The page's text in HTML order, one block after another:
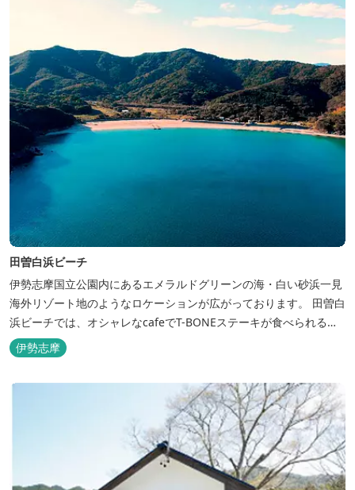
田曽白浜ビーチ
伊勢志摩国立公園内にあるエメラルドグリーンの海・白い砂浜一見
海外リゾート地のようなロケーションが広がっております。 田曽白
浜ビーチでは、オシャレなcafeでT-BONEステーキが食べられる。
又、海を見ながら黄昏るのもよし、アクティブにマリンアクティビ
ティ・スカイダイビング・ヘリコプタークルージングを体験するこ
ともできます。 是非、田曽白浜にございます施設紹介のVTRをご参
伊勢志摩